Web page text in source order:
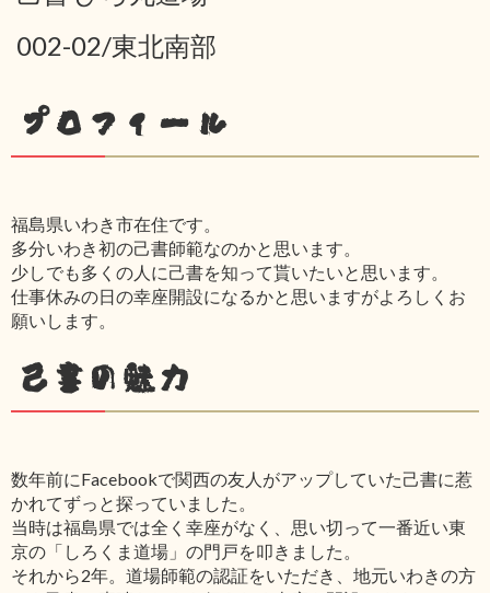
002-02/東北南部
プロフィール
福島県いわき市在住です。
多分いわき初の己書師範なのかと思います。
少しでも多くの人に己書を知って貰いたいと思います。
仕事休みの日の幸座開設になるかと思いますがよろしくお
願いします。
己書の魅力
数年前にFacebookで関西の友人がアップしていた己書に惹
かれてずっと探っていました。
当時は福島県では全く幸座がなく、思い切って一番近い東
京の「しろくま道場」の門戸を叩きました。
それから2年。道場師範の認証をいただき、地元いわきの方